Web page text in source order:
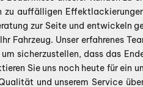
zu auffälligen
zur Seite und entwickeln
Fahrzeug. Unser erfahrenes
sicherzustellen, dass das
Sie uns noch heute für ein
und unserem Service